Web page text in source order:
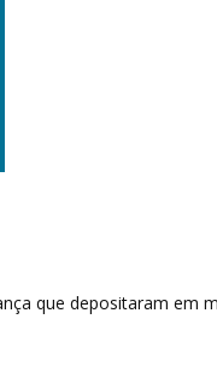
que depositaram em